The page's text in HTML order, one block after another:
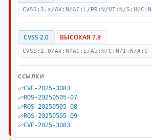
CVSS:3.x/AV:N/AC:L/PR:N/UI:N/S:U/
CVSS 2.0 ВЫСОКАЯ 7.8
CVSS:2.0/AV:N/AC:L/Au:N/C:N/I:N/A:C
ССЫЛКИ
CVE-2025-3083
ROS-20250505-07
ROS-20250505-08
ROS-20250505-09
CVE-2025-3083